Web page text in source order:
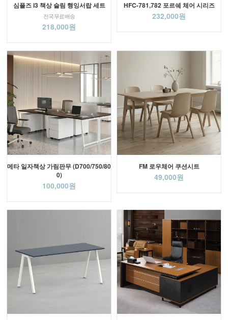
심플즈 i3 책상 슬림 행잉서랍 세트
전국무료배송
218,000원
HFC-781,782 포르쉐 체어 시리즈
232,000원
메타 일자책상 가림판무 (D700/750/80
0)
100,000원
FM 로우체어 쿠션시트
49,000원